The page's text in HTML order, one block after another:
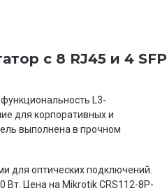
с 8 RJ45 и 4 SFP
L3-
для корпоративных и
выполнена в прочном
для оптических подключений.
Цена на Mikrotik CRS112-8P-